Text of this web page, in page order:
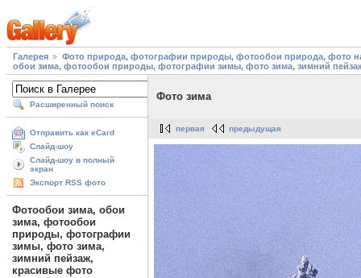
Галерея
Фото природа, фотографии природы, фотообои природа, фото
обои зима, фотообои природы, фотографии зимы, фото зима, зимний
Расширенный поиск
Отправить как eCard
Слайд-шоу
Слайд-шоу в полный
экран
Экспорт RSS фото
Фотообои зима, обои
зима, фотообои
природы, фотографии
зимы, фото зима,
зимний пейзаж,
красивые фото
Фото зима
первая предыдущая